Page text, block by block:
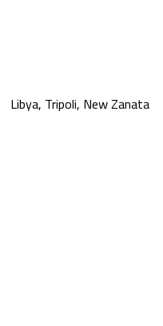
Libya, Tripoli, New Zanata